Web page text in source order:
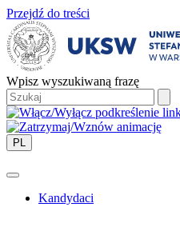
Przejdź do treści
Wpisz wyszukiwaną frazę
PL
Kandydaci